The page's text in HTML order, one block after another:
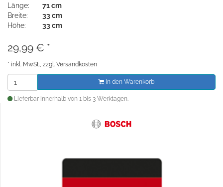
Länge:
71 cm
Breite:
33 cm
Höhe:
33 cm
29,99 € *
* inkl. MwSt., zzgl. Versandkosten
In den Warenkorb
Lieferbar innerhalb von 1 bis 3 Werktagen.